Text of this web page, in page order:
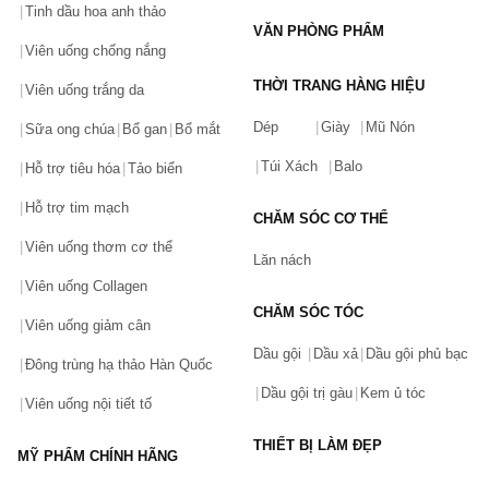
Tinh dầu hoa anh thảo
Viên uống chống nắng
Viên uống trắng da
Sữa ong chúa Bổ gan Bổ mắt
Hỗ trợ tiêu hóa Tảo biển
Hỗ trợ tim mạch
Viên uống thơm cơ thể
Viên uống Collagen
Viên uống giảm cân
Đông trùng hạ thảo Hàn Quốc
Viên uống nội tiết tố
MỸ PHẨM CHÍNH HÃNG
VĂN PHÒNG PHẨM
THỜI TRANG HÀNG HIỆU
Dép Giày Mũ Nón
Túi Xách Balo
CHĂM SÓC CƠ THỂ
Lăn nách
CHĂM SÓC TÓC
Dầu gội Dầu xả Dầu gội phủ bạc
Dầu gội trị gàu Kem ủ tóc
THIẾT BỊ LÀM ĐẸP